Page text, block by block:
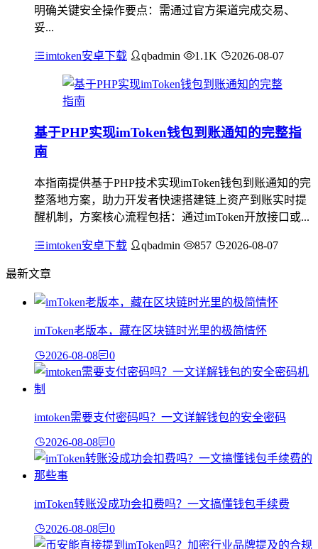
明确关键安全操作要点：需通过官方渠道完成交易、
妥...
imtoken安卓下载 qbadmin 1.1K 2026-08-07
基于PHP实现imToken钱包到账通知的完整指
南
本指南提供基于PHP技术实现imToken钱包到账通知的完
整落地方案，助力开发者快速搭建链上资产到账实时提
醒机制，方案核心流程包括：通过imToken开放接口或...
imtoken安卓下载 qbadmin 857 2026-08-07
最新文章
imToken老版本，藏在区块链时光里的极简情怀
2026-08-08 0
imtoken需要支付密码吗？一文详解钱包的安全密码
2026-08-08 0
imToken转账没成功会扣费吗？一文搞懂钱包手续费
2026-08-08 0